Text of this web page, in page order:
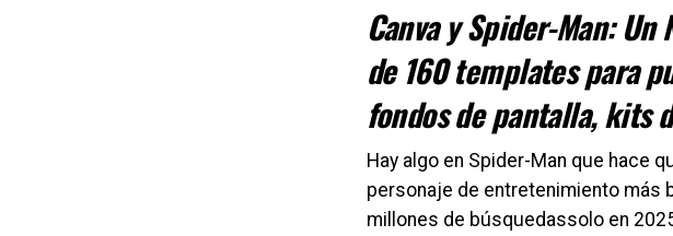
Canva y Spider-Man:
de 160 templates para
fondos de pantalla, kits
Hay algo en Spider-Man que hace
personaje de entretenimiento más
millones de búsquedassolo en